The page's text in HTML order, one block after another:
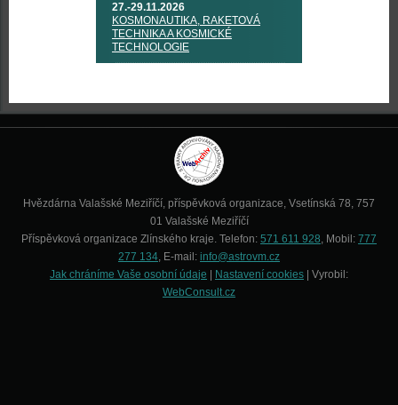
27.-29.11.2026
KOSMONAUTIKA, RAKETOVÁ
TECHNIKA A KOSMICKÉ
TECHNOLOGIE
Hvězdárna Valašské Meziříčí, příspěvková organizace, Vsetínská 78, 757
01 Valašské Meziříčí
Příspěvková organizace Zlínského kraje. Telefon: 571 611 928, Mobil: 777
277 134, E-mail: info@astrovm.cz
Jak chráníme Vaše osobní údaje
Nastavení cookies | Vyrobil:
WebConsult.cz